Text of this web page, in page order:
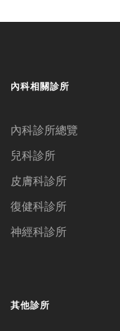
內科相關診所
內科診所總覽
兒科診所
皮膚科診所
復健科診所
神經科診所
其他診所